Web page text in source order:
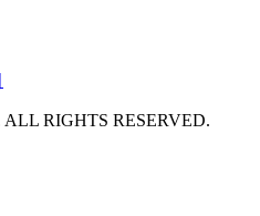
RIGHTS RESERVED.